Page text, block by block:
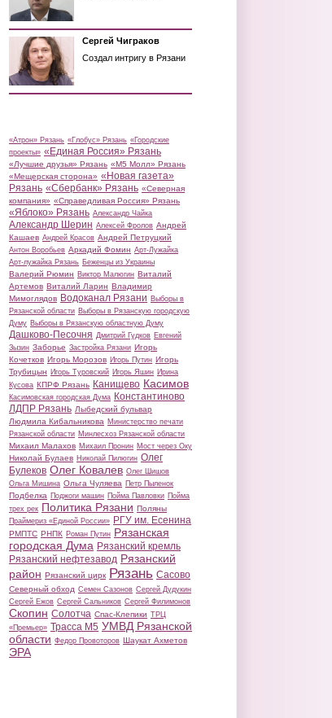
Сергей Чиграков
Создал интригу в Рязани
«Атрон» Рязань «Глобус» Рязань «Городские
проекты» «Единая Россия» Рязань
«Лучшие друзья» Рязань «М5 Молл» Рязань
«Мещерская сторона» «Новая газета»
Рязань «Сбербанк» Рязань «Северная
компания» «Справедливая Россия» Рязань
«Яблоко» Рязань Александр Чайка
Александр Шерин Алексей Фролов Андрей
Кашаев Андрей Красов Андрей Петруцкий
Антон Воробьев Аркадий Фомин Арт-Лужайка
Арт-лужайка Рязань Беженцы из Украины
Валерий Рюмин Виктор Малюгин Виталий
Артемов Виталий Ларин Владимир
Мимоглядов Водоканал Рязани Выборы в
Рязанской области Выборы в Рязанскую городскую
Думу Выборы в Рязанскую областную Думу
Дашково-Песочня Дмитрий Гудков Евгений
Зызин Заборье Застройка Рязани Игорь
Кочетков Игорь Морозов Игорь Путин Игорь
Трубицын Игорь Туровский Игорь Яшин Ирина
Кусова КПРФ Рязань Канищево Касимов
Касимовская городская Дума Константиново
ЛДПР Рязань Лыбедский бульвар
Людмила Кибальникова Министерство печати
Рязанской области Минлесхоз Рязанской области
Михаил Малахов Михаил Пронин Мост через Оку
Николай Булаев Николай Пилюгин Олег
Булеков Олег Ковалев Олег Шишов
Ольга Мишина Ольга Чуляева Петр Пыленок
Подбелка Поджоги машин Пойма Павловки Пойма
трех рек Политика Рязани Поляны
Праймериз «Единой России» РГУ им. Есенина
РМПТС РНПК Роман Путин Рязанская
городская Дума Рязанский кремль
Рязанский нефтезавод Рязанский
район Рязанский цирк Рязань Сасово
Северный обход Семен Сазонов Сергей Дудукин
Сергей Ежов Сергей Сальников Сергей Филимонов
Скопин Солотча Спас-Клепики ТРЦ
«Премьер» Трасса М5 УМВД Рязанской
области Федор Провоторов Шаукат Ахметов
ЭРА